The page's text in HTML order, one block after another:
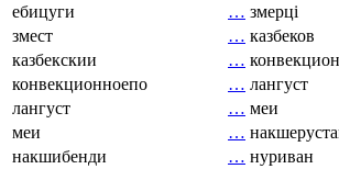
ебицуги
… змерці
змест
… казбеков
казбекскии
…
конвекционноепо
… лангуст
лангуст
… меи
меи
…
накшибенди
… нуриван